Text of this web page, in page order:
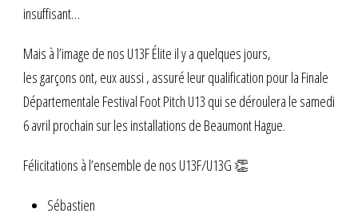
insuffisant…
Mais à l’image de nos U13F Élite il y a quelques jours,
les garçons ont, eux aussi , assuré leur qualification pour la Finale
Départementale Festival Foot Pitch U13 qui se déroulera le samedi
6 avril prochain sur les installations de Beaumont Hague.
Félicitations à l’ensemble de nos U13F/U13G 👏
Sébastien